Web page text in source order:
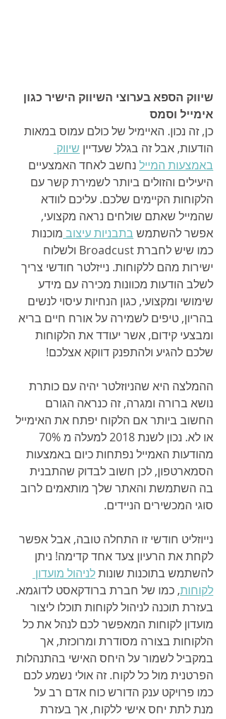
שיווק הספא בערוצי השיווק הישיר כגון
אימייל וסמס
כן, זה נכון. האיימיל של כולם עמוס במאות
הודעות, אבל זה בגלל שעדיין שיווק
באמצעות המייל נחשב לאחד האמצעיים
היעילים והזולים ביותר לשמירת קשר עם
הלקוחות הקיימים שלכם. עליכם לוודא
שהמייל שאתם שולחים נראה מקצועי,
אפשר להשתמש בתבניות עיצוב מוכנות
כמו שיש לחברת Broadcust ולשלוח
ישירות מהם ללקוחות. נייזלטר חודשי צריך
לשלב הודעות מכוונות מכירה עם מידע
שימושי ומקצועי, כגון הנחיות עיסוי לנשים
בהריון, טיפים לשמירה על אורח חיים בריא
ומבצעי קידום, אשר יעודד את הלקוחות
שלכם להגיע ולהתפנק דווקא אצלכם!
ההמלצה היא שהניוזלטר יהיה עם כותרת
נושא ברורה ומגרה, זה כנראה הגורם
החשוב ביותר אם הלקוח יפתח את האימייל
מהודעות האמייל נפתחות כיום באמצעות
הסמארטפון, לכן חשוב לבדוק שהתבנית
בה השתמשת והאתר שלך מותאמים לרוב
סוגי המכשירים הניידים.
נייוזליט חודשי זו התחלה טובה, אבל אפשר
לקחת את הרעיון צעד אחד קדימה! ניתן
להשתמש בתוכנות שונות לניהול מועדון
לקוחות, כמו של חברת ברודקאסט לדוגמא.
בעזרת תוכנה לניהול לקוחות תוכלו ליצור
מועדון לקוחות המאפשר לכם לנהל את כל
הלקוחות בצורה מסודרת ומרוכזת, אך
במקביל לשמור על היחס האישי בהתנהלות
הפרטנית מול כל לקוח. זה אולי נשמע לכם
כמו פרויקט ענק הדורש כוח אדם רב על
מנת לתת יחס אישי ללקוח, אך בעזרת